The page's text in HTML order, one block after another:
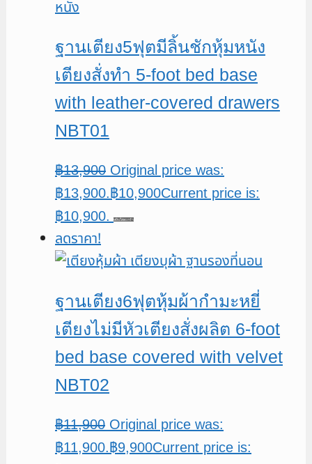
ฐานเตียง5ฟุตมีลิ้นชักหุ้มหนัง
เตียงสั่งทำ 5-foot bed base
with leather-covered drawers
NBT01
฿13,900 Original price was:
฿13,900.฿10,900Current price is:
฿10,900.
หยิบใส่ตะกร้า
ลดราคา!
ฐานเตียง6ฟุตหุ้มผ้ากำมะหยี่
เตียงไม่มีหัวเตียงสั่งผลิต 6-foot
bed base covered with velvet
NBT02
฿11,900 Original price was:
฿11,900.฿9,900Current price is: